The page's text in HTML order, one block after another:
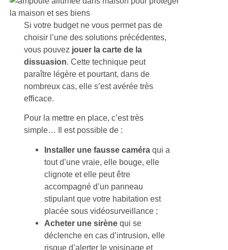
Si votre budget ne vous permet pas de
choisir l’une des solutions précédentes,
vous pouvez jouer la carte de la
dissuasion. Cette technique peut
paraître légère et pourtant, dans de
nombreux cas, elle s’est avérée très
efficace.
Pour la mettre en place, c’est très
simple… Il est possible de :
Installer une fausse caméra qui a
tout d’une vraie, elle bouge, elle
clignote et elle peut être
accompagné d’un panneau
stipulant que votre habitation est
placée sous vidéosurveillance ;
Acheter une sirène qui se
déclenche en cas d’intrusion, elle
risque d’alerter le voisinage et